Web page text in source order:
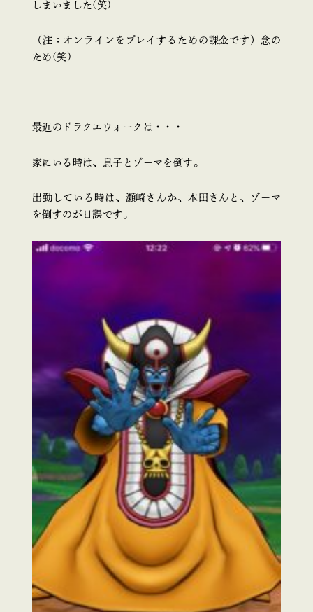
しまいました(笑)
（注：オンラインをプレイするための課金です）念の
ため(笑)
最近のドラクエウォークは・・・
家にいる時は、息子とゾーマを倒す。
出勤している時は、瀬崎さんか、本田さんと、ゾーマ
を倒すのが日課です。